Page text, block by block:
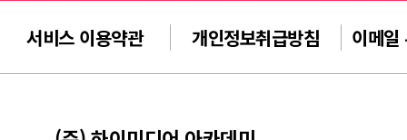
서비스 이용약관 개인정보취급방침 이메일